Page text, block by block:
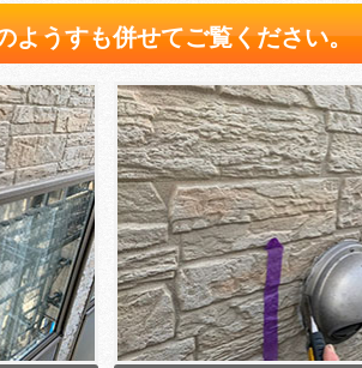
ようすも併せてご覧ください。